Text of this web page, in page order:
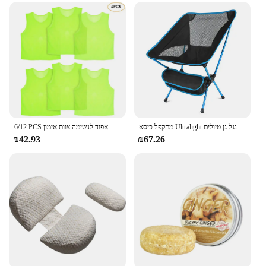
casual players and professionals. Its availability as
a wholesale item and through various vendors and
suppliers ensures that you can get your hands on
this high-quality product at a competitive price.
Whether you're a seasoned airsofter or a newcomer
to the sport, the FullAuto Airsoft Rifle is designed
to cater to your needs and elevate your airsoft
experience.
₪42.93 ₪67.26